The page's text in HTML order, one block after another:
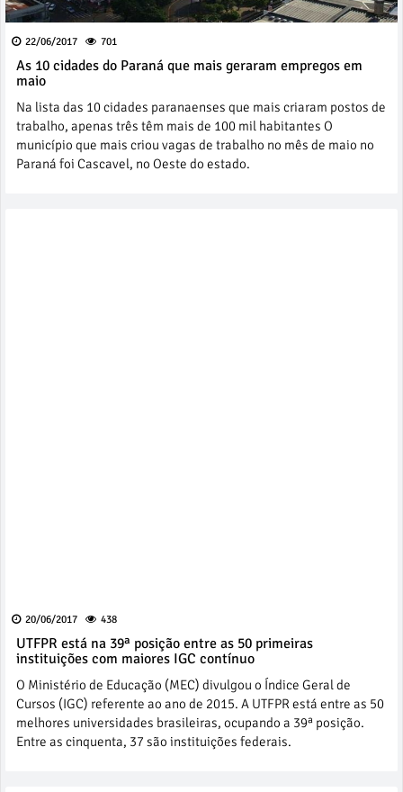
22/06/2017 701
As 10 cidades do Paraná que mais geraram empregos em
maio
Na lista das 10 cidades paranaenses que mais criaram postos de
trabalho, apenas três têm mais de 100 mil habitantes O
município que mais criou vagas de trabalho no mês de maio no
Paraná foi Cascavel, no Oeste do estado.
20/06/2017 438
UTFPR está na 39ª posição entre as 50 primeiras
instituições com maiores IGC contínuo
O Ministério de Educação (MEC) divulgou o Índice Geral de
Cursos (IGC) referente ao ano de 2015. A UTFPR está entre as 50
melhores universidades brasileiras, ocupando a 39ª posição.
Entre as cinquenta, 37 são instituições federais.